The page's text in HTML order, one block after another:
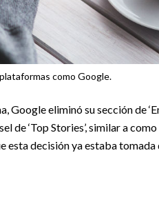
como Google.
Google eliminó su sección de
de ‘Top Stories’, similar a
esta decisión ya estaba tomada